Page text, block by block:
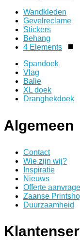
Wandkleden
Gevelreclame
Stickers
Behang
4 Elements
Spandoek
Vlag
Balie
XL doek
Dranghekdoek
Algemeen
Contact
Wie zijn wij?
Inspiratie
Nieuws
Offerte
Zaanse
Duurzaamheid